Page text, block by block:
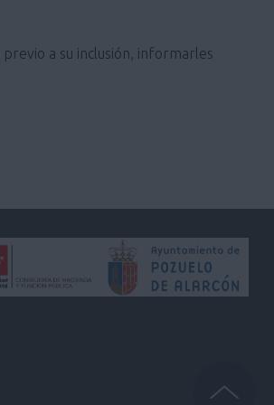
a su inclusión, informarles